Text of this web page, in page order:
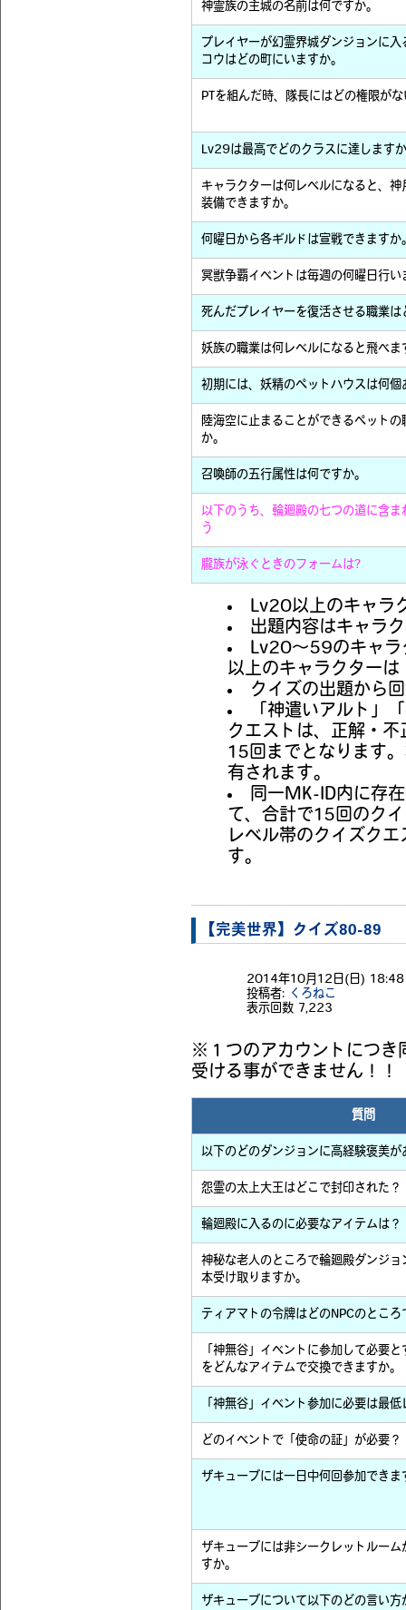
神霊族の主城の名前は何ですか。
プレイヤーが幻霊界城ダンジョンに
コウはどの町にいますか。
PTを組んだ時、隊長にはどの権限が
Lv29は最高でどのクラスに達します
キャラクターは何レベルになると、
装備できますか。
何曜日から各ギルドは宣戦できますか
冥獣争覇イベントは毎週の何曜日行い
死んだプレイヤーを復活させる職業は
妖族の職業は何レベルになると飛べま
初期には、妖精のペットハウスは何個
陸海空に止まることができるペット
か。
召喚師の五行属性は何ですか。
以下のうち、輪廻殿の七つの道に含ま
う
朧族が泳ぐときのフォームは?
Lv20以上のキャラ
出題内容はキャラ
Lv20～59のキャラ
以上のキャラクター
クイズの出題から
「神遣いアルト」
クエストは、正解・
15回までとなります
有されます。
同一MK-ID内に存
て、合計で15回のク
レベル帯のクイズク
す。
【完美世界】クイズ80-89
2014年10月12日(日) 18:48
投稿者:
くろねこ
表示回数
7,223
※１つのアカウントにつき
受ける事ができません！！
質問
以下のどのダンジョンに高経験褒美が
怨霊の太上大王はどこで封印された？
輪廻殿に入るのに必要なアイテムは？
神秘な老人のところで輪廻殿ダンジョ
本受け取りますか。
ティアマトの令牌はどのNPCのとこ
「神無谷」イベントに参加して必要
をどんなアイテムで交換できますか。
「神無谷」イベント参加に必要は最低
どのイベントで「使命の証」が必要？
ザキューブには一日中何回参加できま
ザキューブには非シークレットルー
すか。
ザキューブについて以下のどの言い方